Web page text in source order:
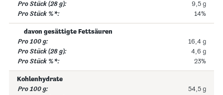
9,5 g
14%
davon gesättigte Fettsäuren
16,4 g
4,6 g
23%
Kohlenhydrate
54,5 g